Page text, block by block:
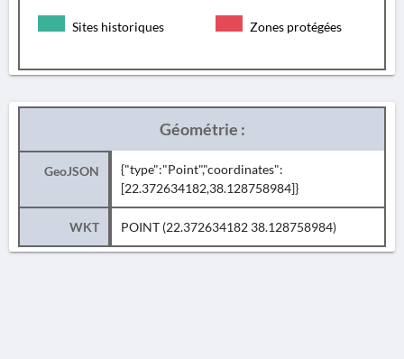
Sites historiques Zones protégées
Géométrie :
GeoJSON
{"type":"Point","coordinates":
[22.372634182,38.128758984]}
WKT POINT (22.372634182 38.128758984)